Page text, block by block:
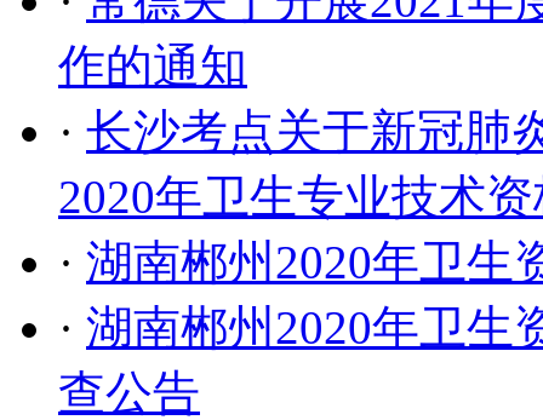
作的通知
· 长沙考点关于新冠肺
2020年卫生专业技术
· 湖南郴州2020年卫生
· 湖南郴州2020年卫生
查公告